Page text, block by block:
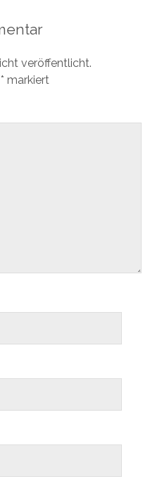
veröffentlicht.
* markiert